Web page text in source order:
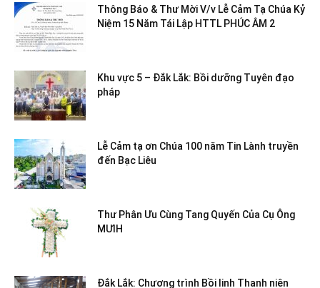
Thông Báo & Thư Mời V/v Lễ Cảm Tạ Chúa Kỷ
Niệm 15 Năm Tái Lập HTTL PHÚC ÂM 2
Khu vực 5 – Đắk Lắk: Bồi dưỡng Tuyên đạo
pháp
Lễ Cảm tạ ơn Chúa 100 năm Tin Lành truyền
đến Bạc Liêu
Thư Phân Ưu Cùng Tang Quyến Của Cụ Ông
MƯIH
Đắk Lắk: Chương trình Bồi linh Thanh niên